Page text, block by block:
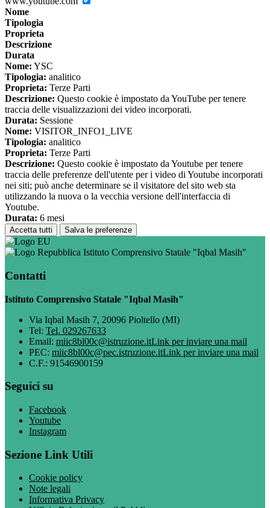
Nome
Tipologia
Proprieta
Descrizione
Durata
Nome: YSC
Tipologia: analitico
Proprieta: Terze Parti
Descrizione: Questo cookie è impostato da YouTube per tenere
traccia delle visualizzazioni dei video incorporati.
Durata: Sessione
Nome: VISITOR_INFO1_LIVE
Tipologia: analitico
Proprieta: Terze Parti
Descrizione: Questo cookie è impostato da Youtube per tenere
traccia delle preferenze dell'utente per i video di Youtube incorporati
nei siti; può anche determinare se il visitatore del sito web sta
utilizzando la nuova o la vecchia versione dell'interfaccia di
Youtube.
Durata: 6 mesi
Accetta tutti Salva le preferenze
Istituto Comprensivo Statale "Iqbal Masih"
Contatti
Istituto Comprensivo Statale "Iqbal Masih"
Via Iqbal Masih 7, 20096 Pioltello (MI)
Tel: Tel. 029267633
Email: miic8bl00c@istruzione.itLink per inviare una mail
PEC: miic8bl00c@pec.istruzione.itLink per inviare una mail
C.F.: 91546900159
Seguici su
Facebook
Youtube
Instagram
Sezione Link Utili
Cookie policy
Note legali
Informativa Privacy